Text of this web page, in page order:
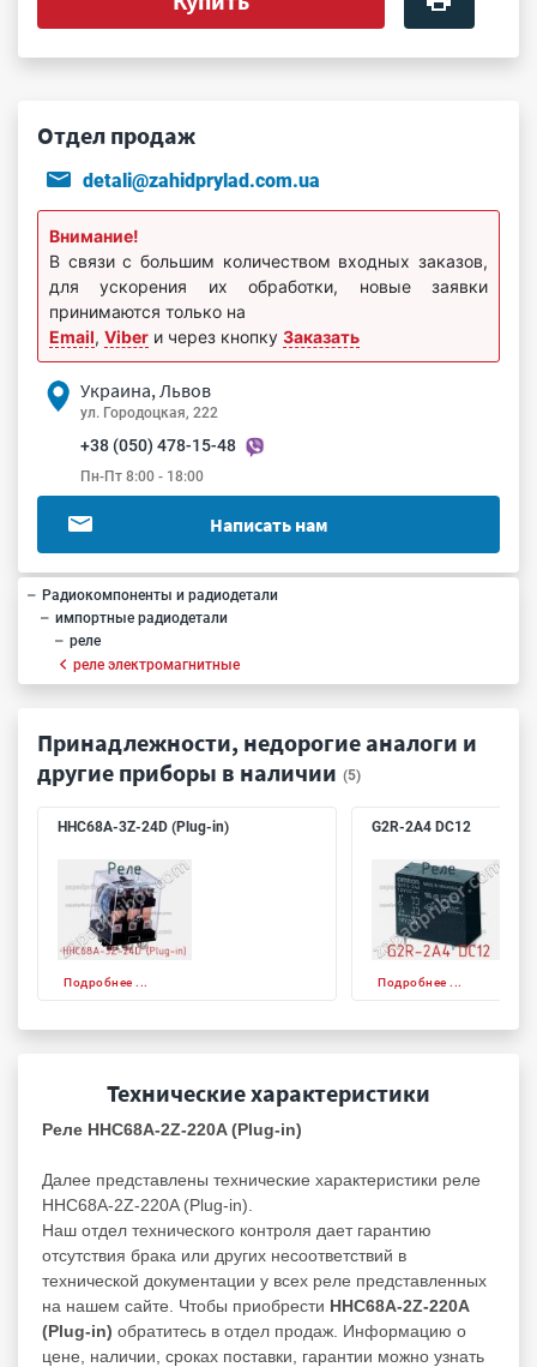
Отдел продаж
detali@zahidprylad.com.ua
Внимание!
В связи с большим количеством входных заказов,
для ускорения их обработки, новые заявки
принимаются только на
Email, Viber и через кнопку Заказать
Украина, Львов
ул. Городоцкая, 222
+38 (050) 478-15-48
Пн-Пт 8:00 - 18:00
Написать нам
Радиокомпоненты и радиодетали
импортные радиодетали
реле
реле электромагнитные
Принадлежности, недорогие аналоги и
другие приборы в наличии (5)
HHC68A-3Z-24D (Plug-in)
Подробнее ...
G2R-2A4 DC12
Подробнее ...
Технические характеристики
Реле HHC68A-2Z-220A (Plug-in)
Далее представлены технические характеристики реле
HHC68A-2Z-220A (Plug-in).
Наш отдел технического контроля дает гарантию
отсутствия брака или других несоответствий в
технической документации у всех реле представленных
на нашем сайте. Чтобы приобрести HHC68A-2Z-220A
(Plug-in) обратитесь в отдел продаж. Информацию о
цене, наличии, сроках поставки, гарантии можно узнать